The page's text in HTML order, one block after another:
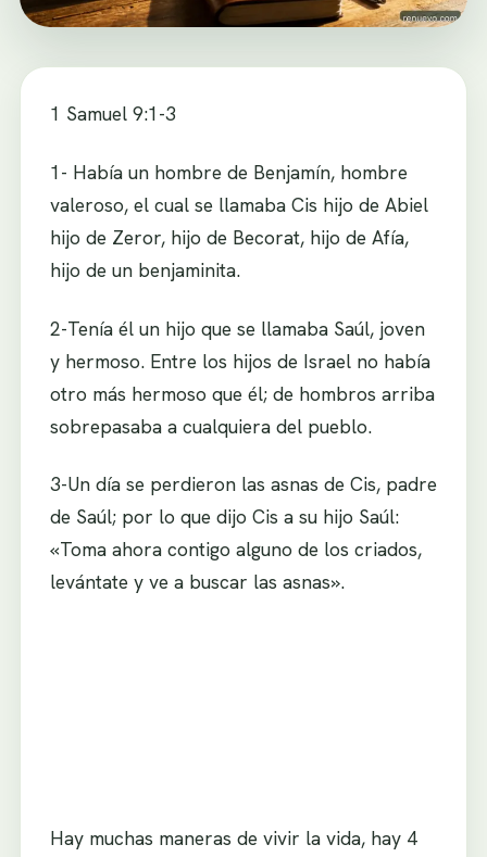
1 Samuel 9:1-3
1- Había un hombre de Benjamín, hombre
valeroso, el cual se llamaba Cis hijo de Abiel
hijo de Zeror, hijo de Becorat, hijo de Afía,
hijo de un benjaminita.
2-Tenía él un hijo que se llamaba Saúl, joven
y hermoso. Entre los hijos de Israel no había
otro más hermoso que él; de hombros arriba
sobrepasaba a cualquiera del pueblo.
3-Un día se perdieron las asnas de Cis, padre
de Saúl; por lo que dijo Cis a su hijo Saúl:
«Toma ahora contigo alguno de los criados,
levántate y ve a buscar las asnas».
Hay muchas maneras de vivir la vida, hay 4